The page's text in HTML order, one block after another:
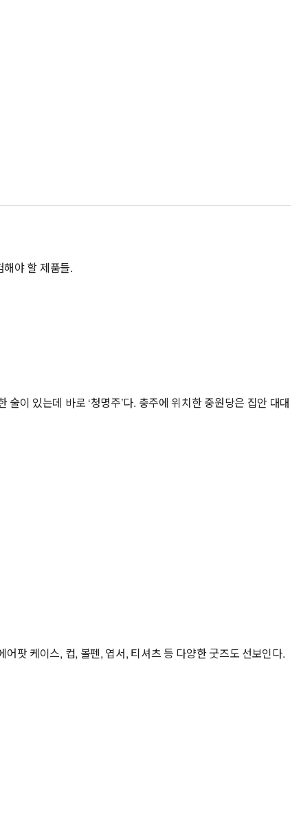
야 할 제품들.
이 있는데 바로 ‘청명주’다. 충주에 위치한 중원당은 집안 대대
팟 케이스, 컵, 볼펜, 엽서, 티셔츠 등 다양한 굿즈도 선보인다.